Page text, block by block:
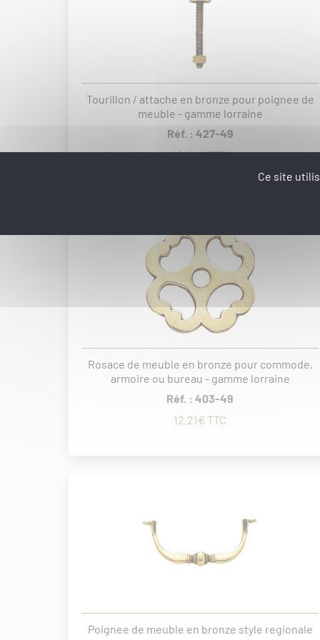
Tourillon / attache en bronze pour poignee de
meuble - gamme lorraine
Réf. : 427-49
10.94€ TTC
Rosace de meuble en bronze pour commode,
armoire ou bureau - gamme lorraine
Réf. : 403-49
12.21€ TTC
Poignee de meuble en bronze style regionale
Ce site